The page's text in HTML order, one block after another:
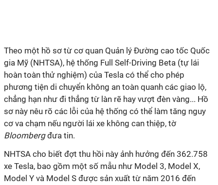
Theo một hồ sơ từ cơ quan Quản lý Đường cao tốc Quốc
gia Mỹ (NHTSA), hệ thống Full Self-Driving Beta (tự lái
hoàn toàn thử nghiệm) của Tesla có thể cho phép
phương tiện di chuyển không an toàn quanh các giao lộ,
chẳng hạn như đi thẳng từ làn rẽ hay vượt đèn vàng... Hồ
sơ này nêu rõ các lỗi của hệ thống có thể làm tăng nguy
cơ va chạm nếu người lái xe không can thiệp, tờ
Bloombergđưa tin.
NHTSA cho biết đợt thu hồi này ảnh hưởng đến 362.758
xe Tesla, bao gồm một số mẫu như Model 3, Model X,
Model Y và Model S được sản xuất từ ​​năm 2016 đến